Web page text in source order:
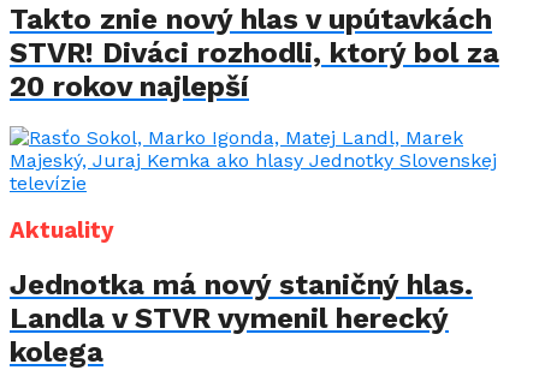
Takto znie nový hlas v upútavkách
STVR! Diváci rozhodli, ktorý bol za
20 rokov najlepší
Aktuality
Jednotka má nový staničný hlas.
Landla v STVR vymenil herecký
kolega